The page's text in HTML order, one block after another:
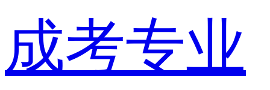
成考专业